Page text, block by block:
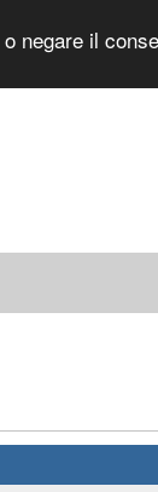
negare il